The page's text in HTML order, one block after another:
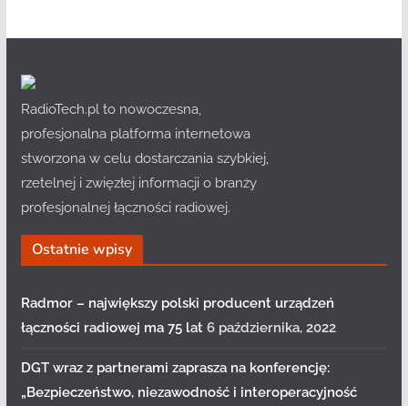
RadioTech.pl to nowoczesna,
profesjonalna platforma internetowa
stworzona w celu dostarczania szybkiej,
rzetelnej i zwięzłej informacji o branży
profesjonalnej łączności radiowej.
Ostatnie wpisy
Radmor – największy polski producent urządzeń
łączności radiowej ma 75 lat 6 października, 2022
DGT wraz z partnerami zaprasza na konferencję:
„Bezpieczeństwo, niezawodność i interoperacyjność